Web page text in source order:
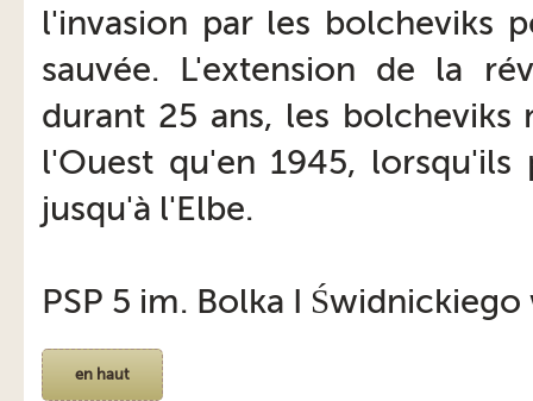
l'invasion par les bolcheviks
sauvée. L'extension de la
durant 25 ans, les bolcheviks
l'Ouest qu'en 1945,
jusqu'à l'Elbe.
PSP 5 im. Bolka I
en haut